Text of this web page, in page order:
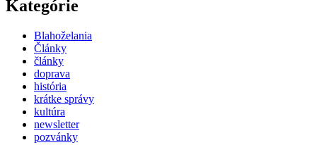
Kategórie
Blahoželania
Články
články
doprava
história
krátke správy
kultúra
newsletter
pozvánky